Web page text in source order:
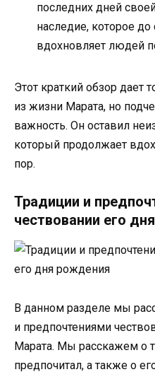
последних дней
наследие, которое до
вдохновляет людей
Этот краткий обзор дает
из жизни Марата, но
важность. Он оставил
который продолжает
пор.
Традиции и
чествовании его
В данном разделе мы
и предпочтениями
Марата. Мы расскажем о
предпочитал, а также о